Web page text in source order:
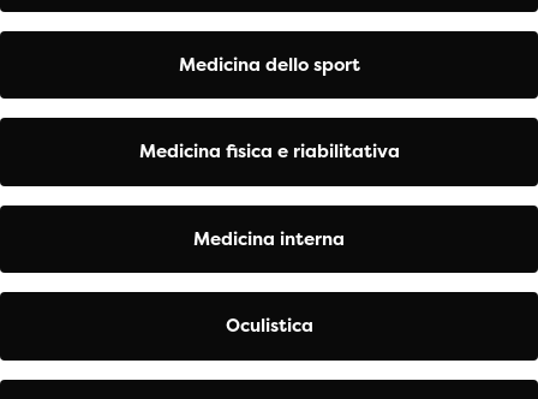
Medicina dello sport
Medicina fisica e riabilitativa
Medicina interna
Oculistica